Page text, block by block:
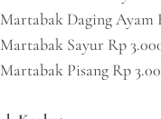
Martabak Daging Ayam
Martabak Sayur Rp
Martabak Pisang Rp